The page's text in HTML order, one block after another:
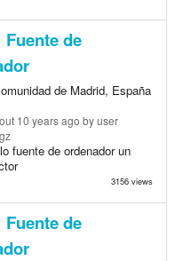
Fuente de
de Madrid, España
10 years ago by user
fuente de ordenador un
3156 views
Fuente de